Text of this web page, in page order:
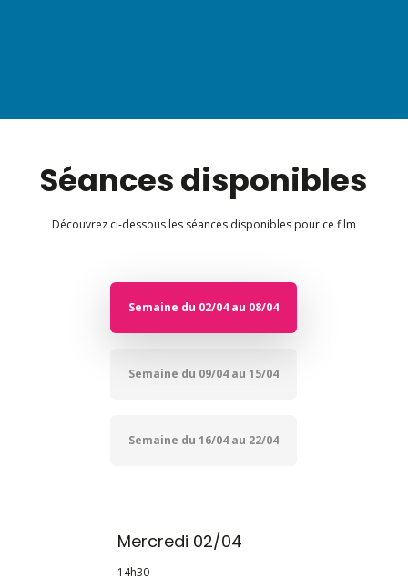
Séances disponibles
Découvrez ci-dessous les séances disponibles pour ce film
Semaine du 02/04 au 08/04
Semaine du 09/04 au 15/04
Semaine du 16/04 au 22/04
Mercredi 02/04
14h30